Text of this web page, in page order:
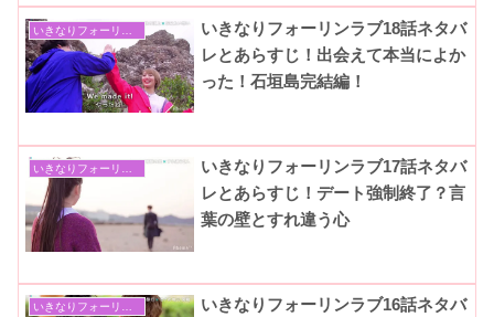
いきなりフォーリンラブ18話ネタバ
レとあらすじ！出会えて本当によか
った！石垣島完結編！
いきなりフォーリンラブ
いきなりフォーリンラブ17話ネタバ
レとあらすじ！デート強制終了？言
葉の壁とすれ違う心
いきなりフォーリンラブ
いきなりフォーリンラブ16話ネタバ